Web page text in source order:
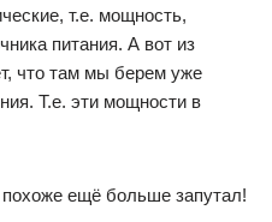
т.е. мощность,
питания. А вот из
что там мы берем уже
Т.е. эти мощности в
ещё больше запутал!